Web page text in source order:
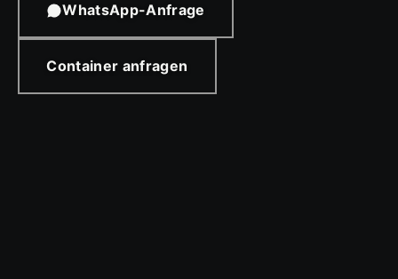
WhatsApp-Anfrage
Container anfragen